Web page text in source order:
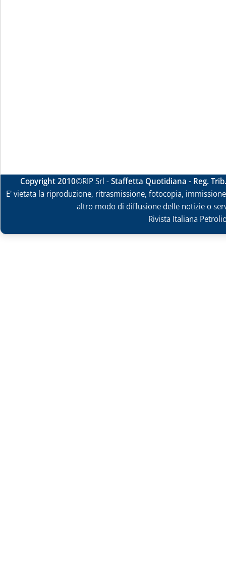
Copyright 2010©RIP Srl -Staffetta Quotidiana - Reg.
E' vietata la riproduzione, ritrasmissione, fotocopia,
altro modo di diffusione delle notizie o
Rivista Italiana